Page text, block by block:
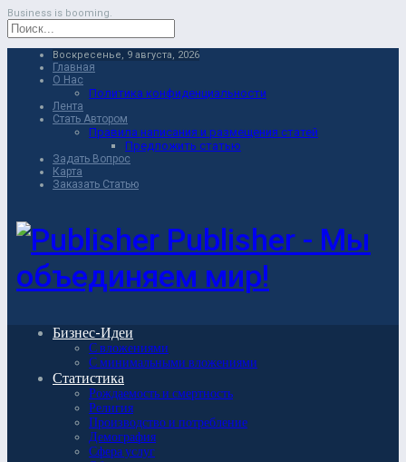
Business is booming.
Воскресенье, 9 августа, 2026
Главная
О Нас
Политика конфиденциальности
Лента
Стать Автором
Правила написания и размещения статей
Предложить статью
Задать Вопрос
Карта
Заказать Статью
Publisher - Мы
объединяем мир!
Бизнес-Идеи
С вложениями
С минимальными вложениями
Статистика
Рождаемость и смертность
Религия
Производство и потребление
Демография
Сфера услуг